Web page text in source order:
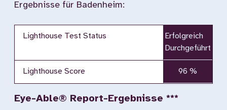
Ergebnisse für Badenheim:
Lighthouse Test Status
Erfolgreich
Durchgeführt
Lighthouse Score 96 %
Eye-Able® Report-Ergebnisse ***